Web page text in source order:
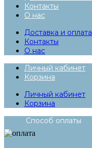
Контакты
О нас
Доставка и оплата
Контакты
О нас
Личный кабинет
Корзина
Личный кабинет
Корзина
Способ оплаты